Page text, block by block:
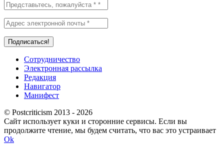
Сотрудничество
Электронная рассылка
Редакция
Навигатор
Манифест
© Postcriticism 2013 - 2026
Сайт использует куки и сторонние сервисы. Если вы
продолжите чтение, мы будем считать, что вас это устраивает
Ok